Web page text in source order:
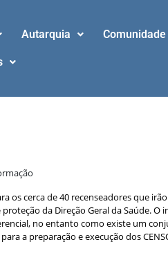
Autarquia Comunidade
os cerca de 40 recenseadores que
da Direção Geral da Saúde.O
no entanto como existe um
a preparação e execução dos